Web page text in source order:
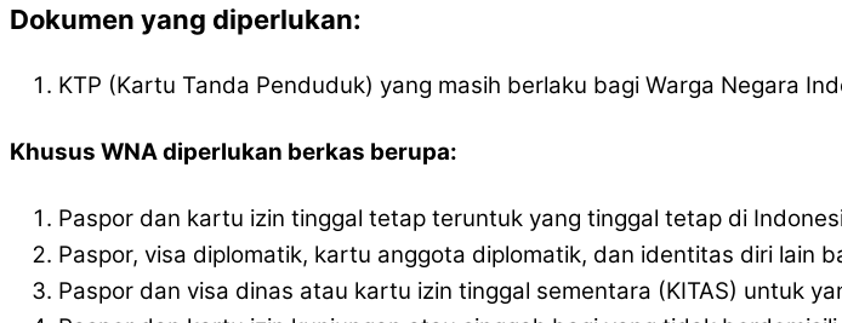
Dokumen yang diperlukan:
KTP (Kartu Tanda Penduduk) yang masih berlaku bagi Warga Negara
Khusus WNA diperlukan berkas berupa:
Paspor dan kartu izin tinggal tetap teruntuk yang tinggal tetap di
Paspor, visa diplomatik, kartu anggota diplomatik, dan identitas diri lain
Paspor dan visa dinas atau kartu izin tinggal sementara (KITAS) untuk